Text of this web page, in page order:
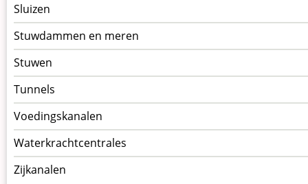
Sluizen
Stuwdammen en meren
Stuwen
Tunnels
Voedingskanalen
Waterkrachtcentrales
Zijkanalen